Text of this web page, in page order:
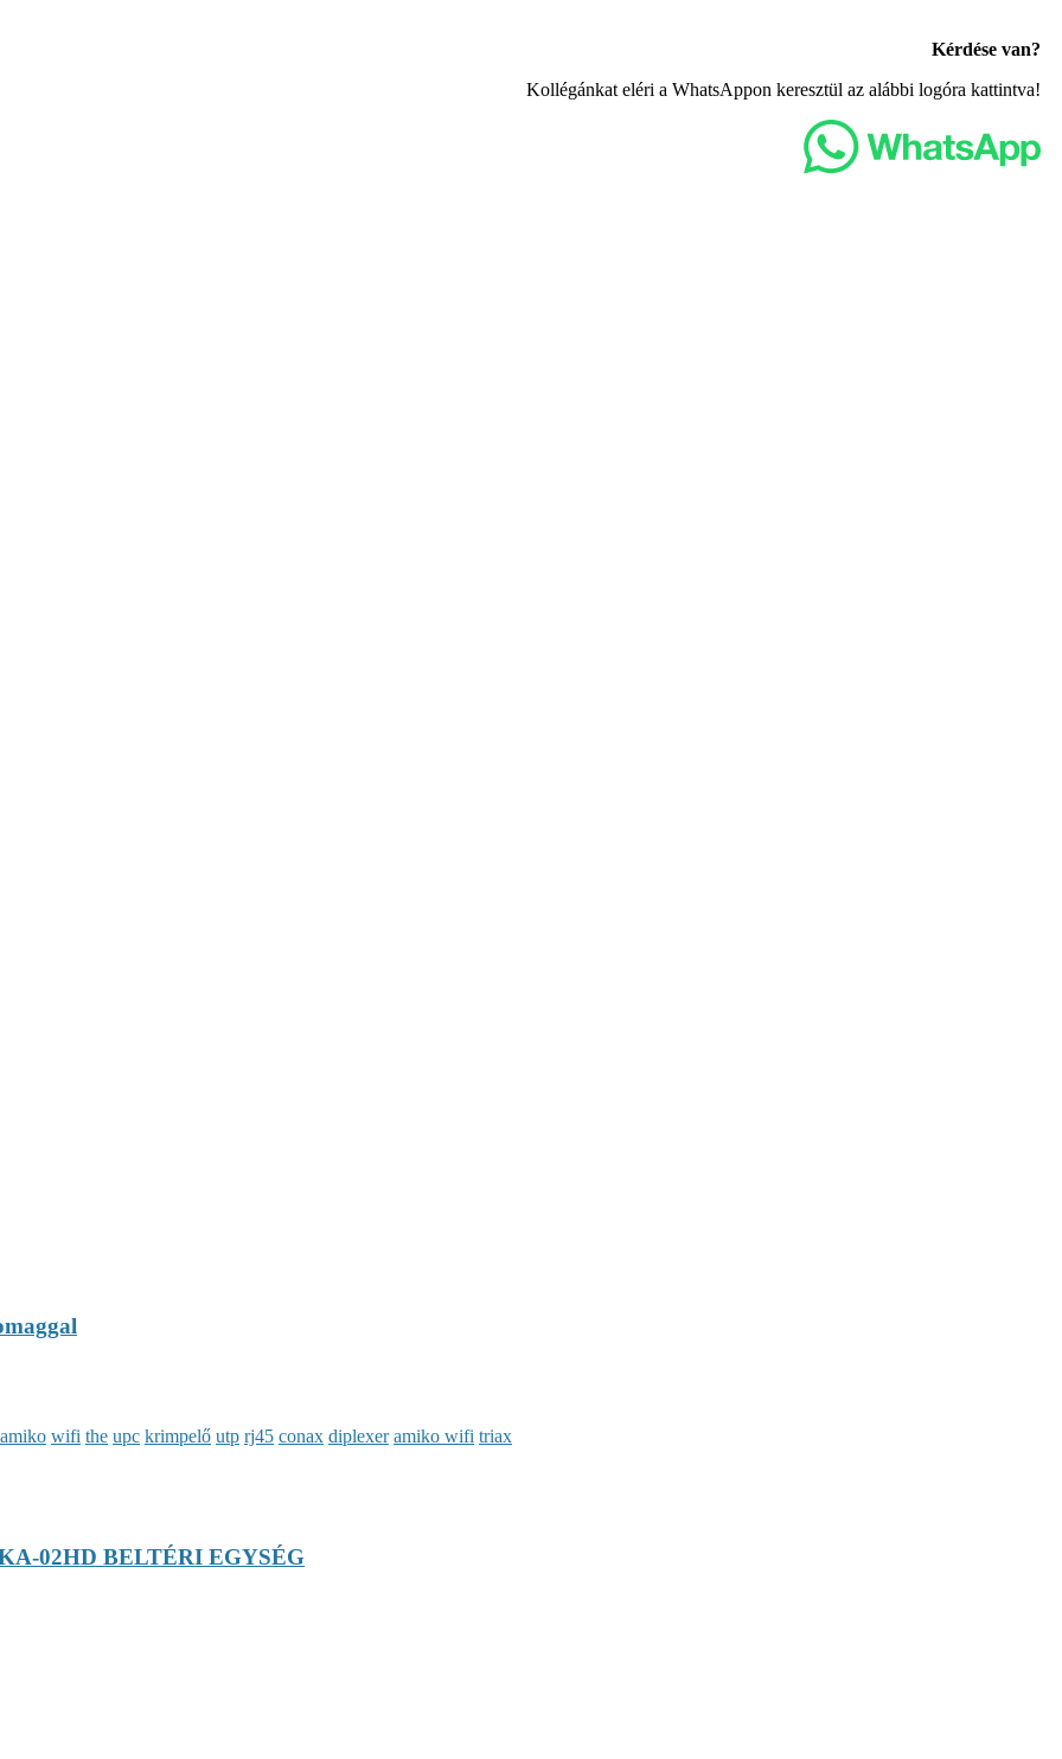
Kérdése van?
Kollégánkat eléri a WhatsAppon keresztül az alábbi logóra kattintva!
amiko wifi the upc krimpelő utp rj45 conax diplexer amiko wifi triax
02HD BELTÉRI EGYSÉG